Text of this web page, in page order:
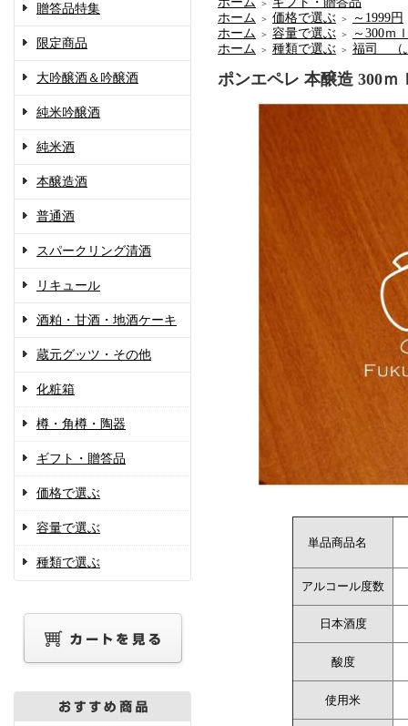
贈答品特集
限定商品
大吟醸酒＆吟醸酒
純米吟醸酒
純米酒
本醸造酒
普通酒
スパークリング清酒
リキュール
酒粕・甘酒・地酒ケーキ
蔵元グッツ・その他
化粧箱
樽・角樽・陶器
ギフト・贈答品
価格で選ぶ
容量で選ぶ
種類で選ぶ
＞
ホーム
＞ 価格で選ぶ ＞
～1999円
ホーム
＞ 容量で選ぶ ＞
～300ｍ
ホーム
＞ 種類で選ぶ ＞ 福司 （
ポンエペレ 本醸造 300ｍ
単品商品名
アルコール度数
日本酒度
酸度
使用米